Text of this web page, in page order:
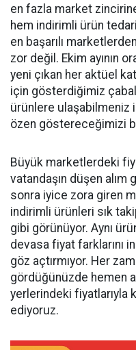
en fazla market
hem indirimli ürün
en başarılı
zor değil. Ekim ayının
yeni çıkan her aktüel
için gösterdiğimiz
ürünlere ulaşabilmeniz
özen göstereceğimizi
Büyük marketlerdeki
vatandaşın düşen
sonra iyice zora giren
indirimli ürünleri sık
gibi görünüyor. Aynı
devasa fiyat farklarını
göz açtırmıyor. Her
gördüğünüzde hemen
yerlerindeki fiyatlarıyla
ediyoruz.